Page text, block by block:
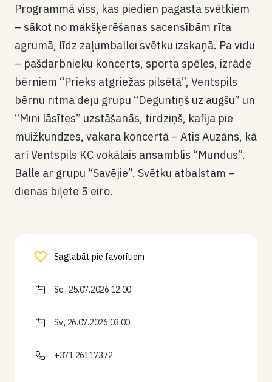
Programmā viss, kas piedien pagasta svētkiem
– sākot no makšķerēšanas sacensībām rīta
agrumā, līdz zaļumballei svētku izskaņā. Pa vidu
– pašdarbnieku koncerts, sporta spēles, izrāde
bērniem “Prieks atgriežas pilsētā”, Ventspils
bērnu ritma deju grupu “Deguntiņš uz augšu” un
“Mini lāsītes” uzstāšanās, tirdziņš, kafija pie
muižkundzes, vakara koncertā – Atis Auzāns, kā
arī Ventspils KC vokālais ansamblis “Mundus”.
Balle ar grupu “Savējie”. Svētku atbalstam –
dienas biļete 5 eiro.
Saglabāt pie favorītiem
Se., 25.07.2026 12:00
Sv., 26.07.2026 03:00
+371 26117372